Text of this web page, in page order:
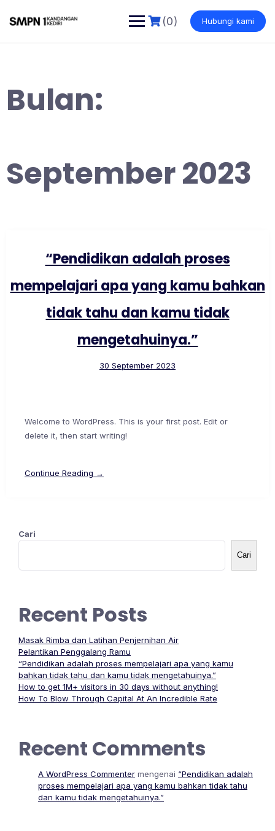
content
(0) Hubungi kami
Bulan:
September 2023
“Pendidikan adalah proses
mempelajari apa yang kamu bahkan
tidak tahu dan kamu tidak
mengetahuinya.”
30 September 2023
Welcome to WordPress. This is your first post. Edit or
delete it, then start writing!
Continue Reading →
Cari
Cari
Recent Posts
Masak Rimba dan Latihan Penjernihan Air
Pelantikan Penggalang Ramu
“Pendidikan adalah proses mempelajari apa yang kamu
bahkan tidak tahu dan kamu tidak mengetahuinya.”
How to get 1M+ visitors in 30 days without anything!
How To Blow Through Capital At An Incredible Rate
Recent Comments
A WordPress Commenter mengenai “Pendidikan adalah
proses mempelajari apa yang kamu bahkan tidak tahu
dan kamu tidak mengetahuinya.”